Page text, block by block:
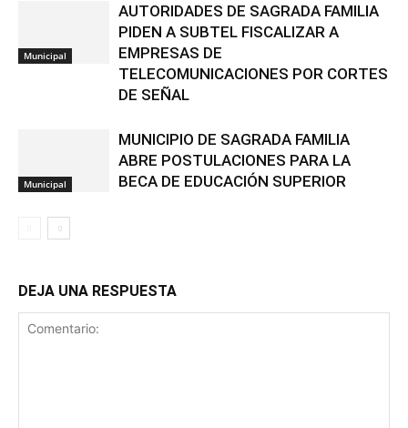
Municipal
AUTORIDADES DE SAGRADA FAMILIA
PIDEN A SUBTEL FISCALIZAR A
EMPRESAS DE
TELECOMUNICACIONES POR CORTES
DE SEÑAL
Municipal
MUNICIPIO DE SAGRADA FAMILIA
ABRE POSTULACIONES PARA LA
BECA DE EDUCACIÓN SUPERIOR
DEJA UNA RESPUESTA